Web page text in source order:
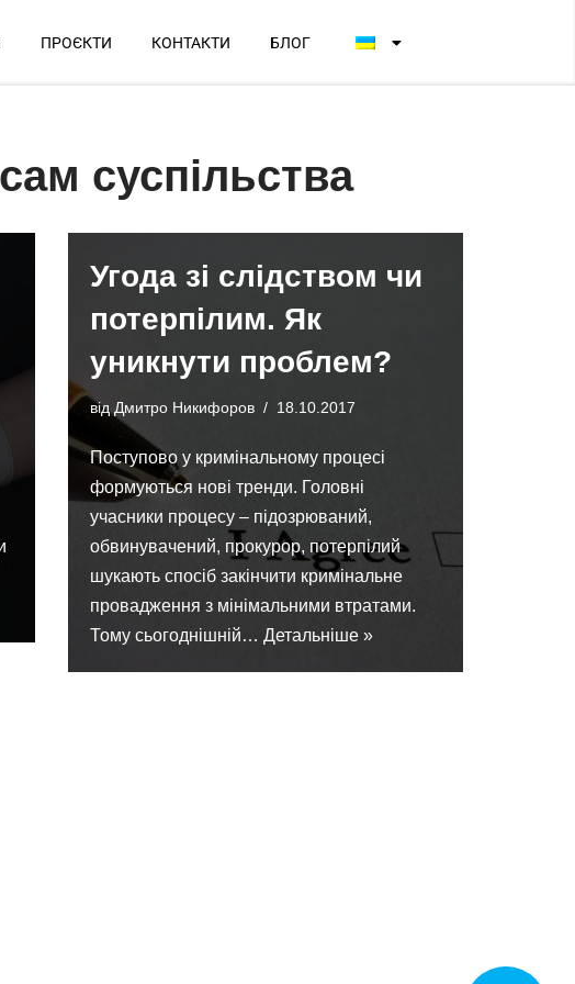
ПРОЄКТИ КОНТАКТИ БЛОГ
суспільства
Угода зі слідством чи
потерпілим. Як
уникнути проблем?
від Дмитро Никифоров 18.10.2017
Поступово у кримінальному процесі
формуються нові тренди. Головні
учасники процесу – підозрюваний,
обвинувачений, прокурор, потерпілий
шукають спосіб закінчити кримінальне
провадження з мінімальними втратами.
Тому сьогоднішній… Детальніше »